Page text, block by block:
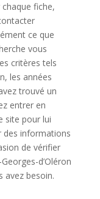
fiche,
ce que
vous
critères tels
les années
trouvé un
entrer en
site pour lui
des informations
de vérifier
d’Oléron
avez besoin.